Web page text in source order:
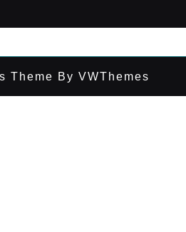
Theme By VWThemes